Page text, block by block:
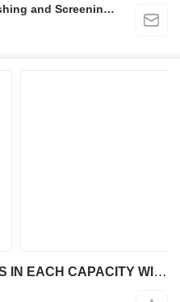
FABO Mobile & Stationary Crushing and Screening Plants | Concrete Batching Plants Manufacturer
FABO FABO CEMENT SILOS IN EACH CAPACITY WITH BEST QUALITY